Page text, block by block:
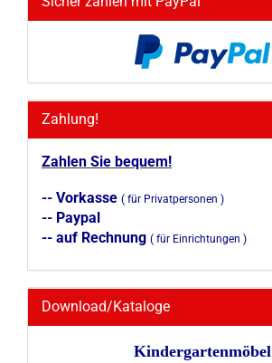
Zahlung!
Zahlen Sie bequem!
-- Vorkasse ( für Privatpersonen )
-- Paypal
-- auf Rechnung ( für Einrichtungen )
Download/Kataloge
Kindergartenmöbel